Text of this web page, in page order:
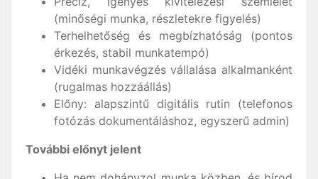
(minőségi munka, részletekre figyelés)
Terhelhetőség és megbízhatóság (pontos
érkezés, stabil munkatempó)
Vidéki munkavégzés vállalása alkalmanként
(rugalmas hozzáállás)
Előny: alapszintű digitális rutin (telefonos
fotózás dokumentáláshoz, egyszerű admin)
További előnyt jelent